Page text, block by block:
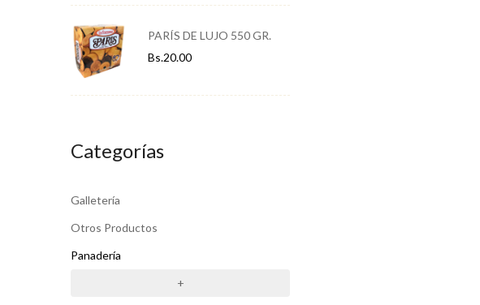
PARÍS DE LUJO 550 GR.
Bs.20.00
Categorías
Galletería
Otros Productos
Panadería
+